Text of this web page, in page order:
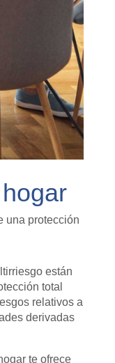
una protección
están
total
relativos a
derivadas
te ofrece